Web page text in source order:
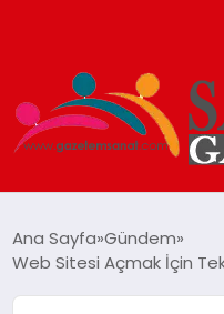
Ana Sayfa Gündem
Web Sitesi Açmak İçin